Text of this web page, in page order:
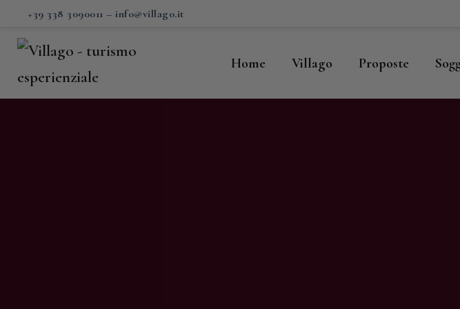
+39 338 3090011 – info@villago.it
Home Villago Proposte
Villago
Proposte